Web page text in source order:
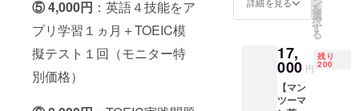
⑤ 4,000円 ：英語４技能をア
プリ学習１ヵ月＋TOEIC模
擬テスト１回（モニター特
別価格）
順次事
務局か
日程を
お伺い
しま
す。 ・
2022年
2022年
5月月末
開始お
願い致
しま
す。 ・
期間中
が理想
的な学
す。
TOEIC
模擬テ
スト１
回付き
TOEIC
模擬テ
ストを
２回
（ス
リスニ
ング・
リー
ディン
グ・ス
◆英語
初級者
級者向
け 講師
歴平均
２年以
上の
を
選
択
す
る
17,
000 円
残り
200
【マン
ツーマ